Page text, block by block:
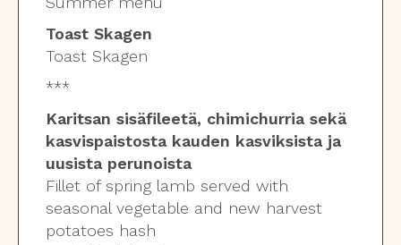
Toast Skagen
Toast Skagen
***
Karitsan sisäfileetä, chimichurria sekä
kasvispaistosta kauden kasviksista ja
uusista perunoista
Fillet of spring lamb served with
seasonal vegetable and new harvest
potatoes hash